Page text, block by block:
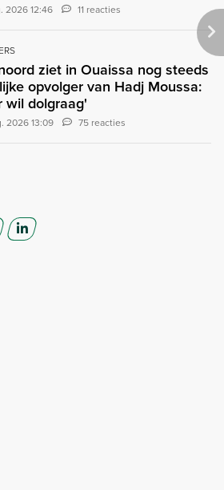
2026 12:46 11 reacties
ziet in Ouaissa nog steeds
opvolger van Hadj Moussa:
wil dolgraag'
2026 13:09 75 reacties